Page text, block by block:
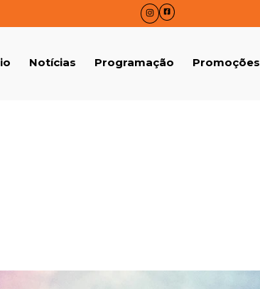
Notícias Programação Promoções